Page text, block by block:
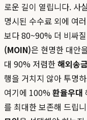
로운 길이 열립니다. 사
명시된 수수료 외에 여
보다 80~90% 더 비싸
(MOIN)은 현명한 대안
대 90% 저렴한해외송
행을 거치지 않아 투명
여기에 100%환율우대
를 최대한 보존해 드립